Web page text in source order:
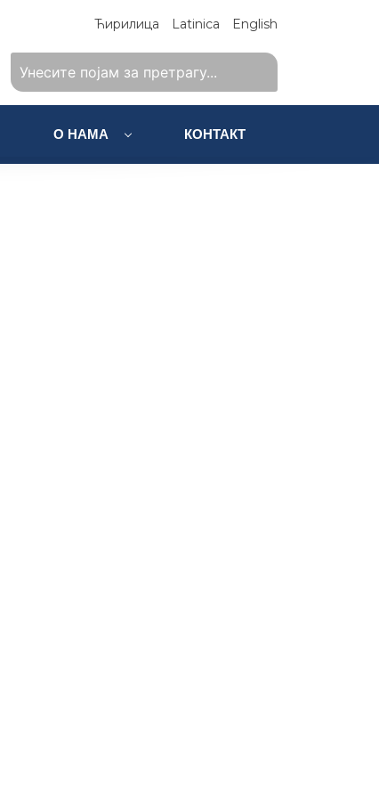
Ћирилица Latinica English
О НАМА КОНТАКТ